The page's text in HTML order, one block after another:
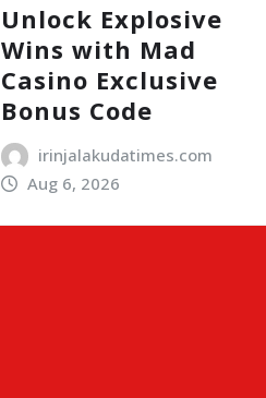
Unlock Explosive
Wins with Mad
Casino Exclusive
Bonus Code
irinjalakudatimes.com
Aug 6, 2026